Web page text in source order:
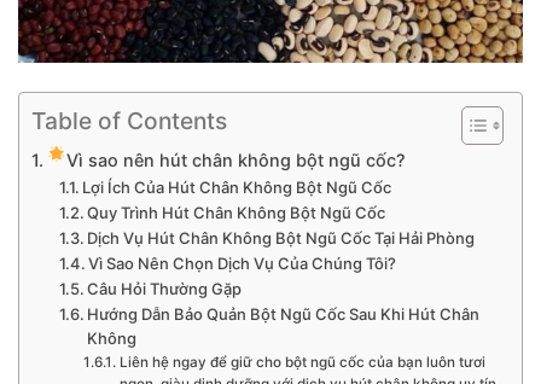
Table of Contents
Vì sao nên hút chân không bột ngũ cốc?
Lợi Ích Của Hút Chân Không Bột Ngũ Cốc
Quy Trình Hút Chân Không Bột Ngũ Cốc
Dịch Vụ Hút Chân Không Bột Ngũ Cốc Tại Hải Phòng
Vì Sao Nên Chọn Dịch Vụ Của Chúng Tôi?
Câu Hỏi Thường Gặp
Hướng Dẫn Bảo Quản Bột Ngũ Cốc Sau Khi Hút Chân
Không
Liên hệ ngay để giữ cho bột ngũ cốc của bạn luôn tươi